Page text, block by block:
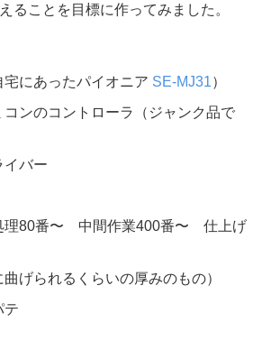
ることを目標に作ってみました。
にあったパイオニア SE-MJ31）
コンのコントローラ（ジャンク品で
イバー
理80番〜 中間作業400番〜 仕上げ
げられるくらいの厚みのもの）
テ